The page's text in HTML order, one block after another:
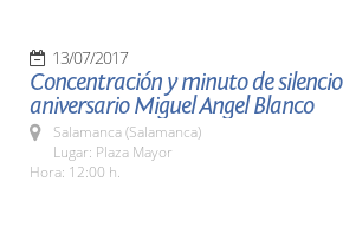
13/07/2017
Concentración y minuto de silencio
aniversario Miguel Angel Blanco
Salamanca (Salamanca)
Lugar: Plaza Mayor
Hora: 12:00 h.